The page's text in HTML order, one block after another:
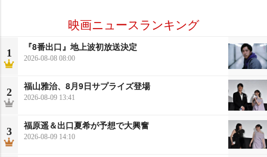
映画ニュースランキング
1
『8番出口』地上波初放送決定
2026-08-08 08:00
2
福山雅治、8月9日サプライズ登場
2026-08-09 13:41
3
福原遥＆出口夏希が予想で大興奮
2026-08-09 14:10